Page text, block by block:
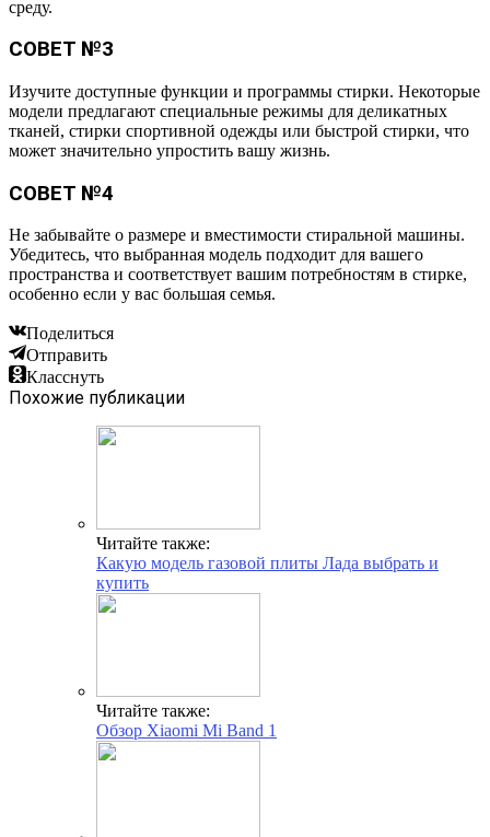
среду.
СОВЕТ №3
Изучите доступные функции и программы стирки. Некоторые
модели предлагают специальные режимы для деликатных
тканей, стирки спортивной одежды или быстрой стирки, что
может значительно упростить вашу жизнь.
СОВЕТ №4
Не забывайте о размере и вместимости стиральной машины.
Убедитесь, что выбранная модель подходит для вашего
пространства и соответствует вашим потребностям в стирке,
особенно если у вас большая семья.
Поделиться
Отправить
Класснуть
Похожие публикации
Читайте также:
Какую модель газовой плиты Лада выбрать и
купить
Читайте также:
Обзор Xiaomi Mi Band 1